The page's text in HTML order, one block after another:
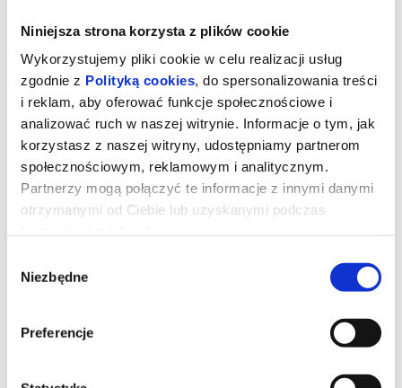
Niniejsza strona korzysta z plików cookie
Wykorzystujemy pliki cookie w celu realizacji usług
zgodnie z Polityką cookies, do spersonalizowania treści
i reklam, aby oferować funkcje społecznościowe i
analizować ruch w naszej witrynie. Informacje o tym, jak
korzystasz z naszej witryny, udostępniamy partnerom
społecznościowym, reklamowym i analitycznym.
Partnerzy mogą połączyć te informacje z innymi danymi
otrzymanymi od Ciebie lub uzyskanymi podczas
zgody
Niezbędne
Preferencje
Ale kosmos!
Czy skarpetka może zostać przebiegłym szeryfem, genialnym
detektywem lub… międzygalaktycznym podróżnikiem?
pojedynków w samo południe, przez wybiegi mody, aż po rakiety